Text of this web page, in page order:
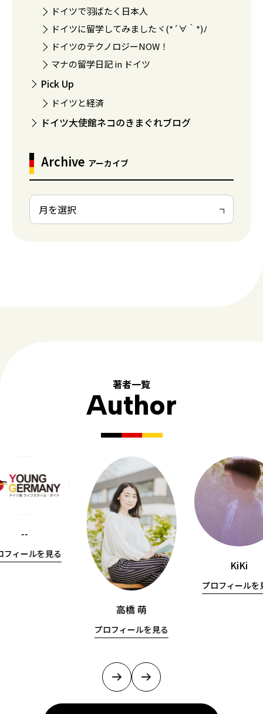
ドイツで羽ばたく日本人
ドイツに留学してみましたヾ(*´∀｀*)ﾉ
ドイツのテクノロジーNOW！
マナの留学日記 in ドイツ
Pick Up
ドイツと経済
ドイツ大使館ネコのきまぐれブログ
Archive アーカイブ
著者一覧
Author
--
フィールを見る
高橋 萌
プロフィールを見る
KiKi
プロフィールを